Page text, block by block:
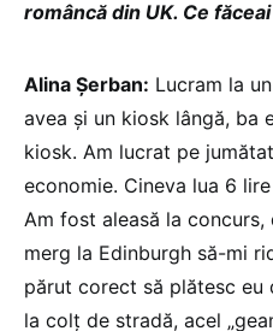
româncă din UK. Ce
Alina Șerban: Lucram la
avea și un kiosk lângă, ba
kiosk. Am lucrat pe
economie. Cineva lua 6
Am fost aleasă la concurs,
merg la Edinburgh să-mi
părut corect să plătesc eu
la colț de stradă, acel